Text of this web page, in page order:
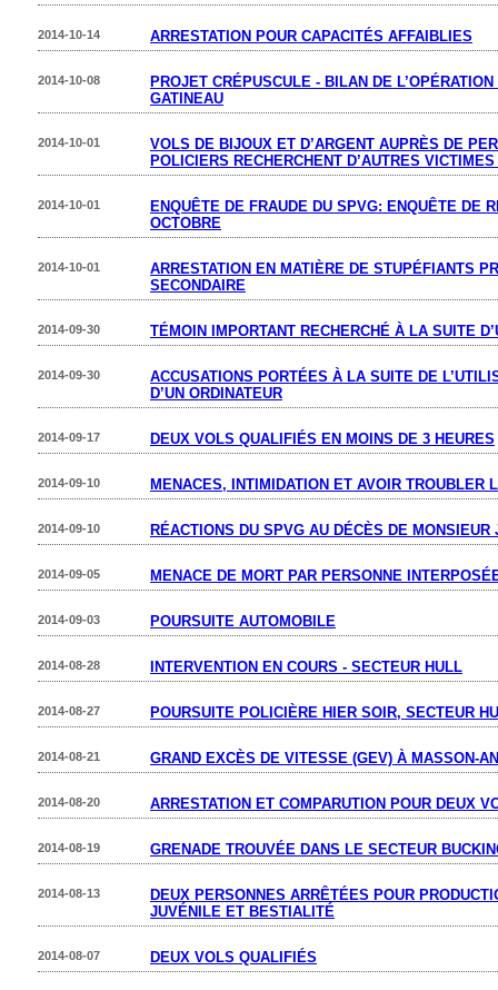
ARRESTATION POUR CAPACITÉS AFFAIBLIES
2014-10-14
PROJET CRÉPUSCULE - BILAN DE
GATINEAU
2014-10-08
VOLS DE BIJOUX ET D’ARGENT AUPRÈS DE
POLICIERS RECHERCHENT D’AUTRES
2014-10-01
ENQUÊTE DE FRAUDE DU SPVG: ENQUÊTE DE
OCTOBRE
2014-10-01
ARRESTATION EN MATIÈRE DE STUPÉFIANTS
SECONDAIRE
2014-10-01
TÉMOIN IMPORTANT RECHERCHÉ À LA SUITE
2014-09-30
ACCUSATIONS PORTÉES À LA SUITE DE
D’UN ORDINATEUR
2014-09-30
DEUX VOLS QUALIFIÉS EN MOINS DE 3 HEURES
2014-09-17
MENACES, INTIMIDATION ET AVOIR TROUBLER
2014-09-10
RÉACTIONS DU SPVG AU DÉCÈS DE MONSIEUR
2014-09-10
MENACE DE MORT PAR PERSONNE
2014-09-05
POURSUITE AUTOMOBILE
2014-09-03
INTERVENTION EN COURS - SECTEUR HULL
2014-08-28
POURSUITE POLICIÈRE HIER SOIR, SECTEUR
2014-08-27
GRAND EXCÈS DE VITESSE (GEV) À MASSON-
2014-08-21
ARRESTATION ET COMPARUTION POUR DEUX
2014-08-20
GRENADE TROUVÉE DANS LE SECTEUR
2014-08-19
DEUX PERSONNES ARRÊTÉES POUR
JUVÉNILE ET BESTIALITÉ
2014-08-13
DEUX VOLS QUALIFIÉS
2014-08-07